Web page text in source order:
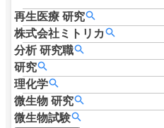
再生医療 研究
株式会社ミトリカ
分析 研究職
研究
理化学
微生物 研究
微生物試験